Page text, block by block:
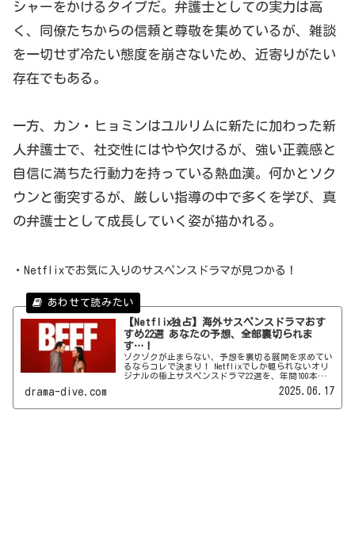
シャーをかけるタイプだ。弁護士としての実力は高
く、同僚たちからの信頼と尊敬を集めているが、雑談
を一切せず冷たい態度を崩さないため、近寄りがたい
存在でもある。
一方、カン・ヒョミンはユルリムに新たに加わった新
人弁護士で、社交性にはやや欠けるが、強い正義感と
自信に満ちた行動力を持っている熱血漢。何かとソク
ウンと衝突するが、厳しい指導の中で多くを学び、真
の弁護士として成長していく姿が描かれる。
・Netflixでお気に入りのサスペンスドラマが見つかる！
【Netflix独占】海外サスペンスドラマおす
すめ22選 あなたの予想、全部裏切られま
す…！
ゾクゾクが止まらない、予想を裏切る展開を求めてい
るならコレで決まり！ Netflixでしか観られないオリ
ジナルの極上サスペンスドラマ22選を、年間100本以
上の海外ドラマを視聴している筆者が厳選してご紹介
drama-dive.com 2025.06.17